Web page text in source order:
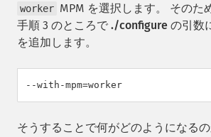
worker MPM を選択します。 そのた
手順 3 のところで ./configure の引数
を追加します。
そうすることで何がどのようになる